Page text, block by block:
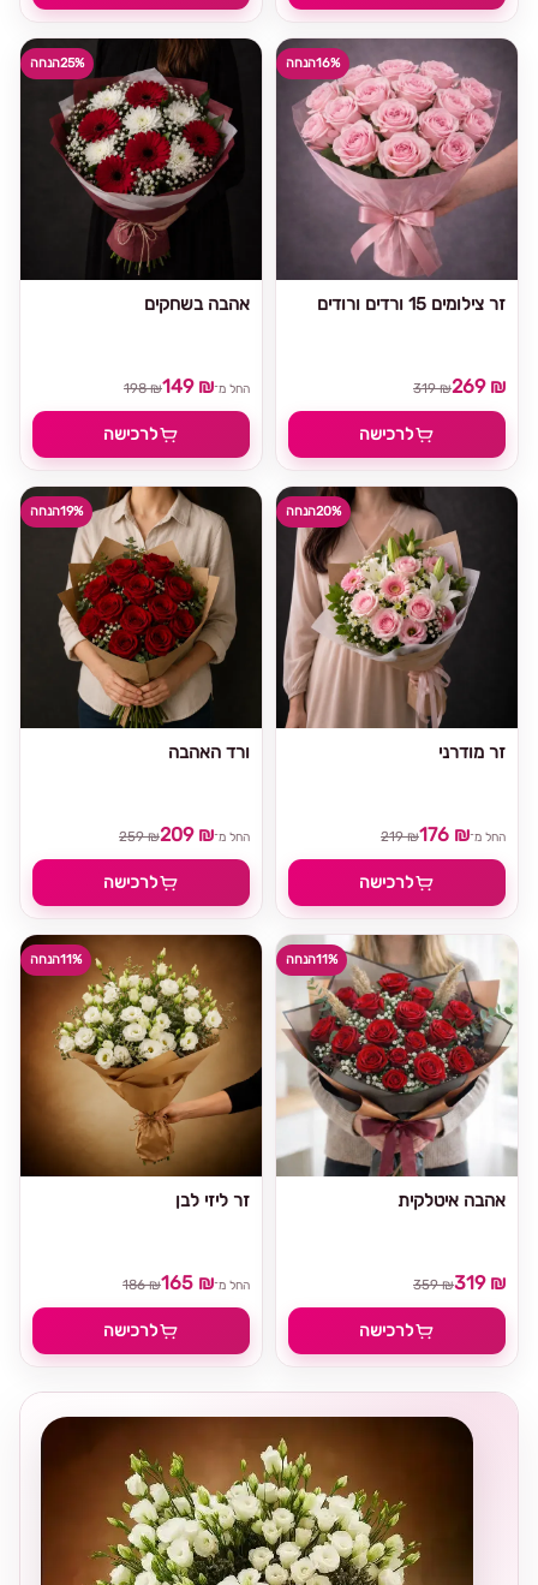
25%הנחה
אהבה בשחקים
החל מ־149 ₪
198 ₪
לרכישה
16%הנחה
זר צילומים 15 ורדים ורודים
269 ₪
319 ₪
לרכישה
19%הנחה
ורד האהבה
החל מ־209 ₪
259 ₪
לרכישה
20%הנחה
זר מודרני
החל מ־176 ₪
219 ₪
לרכישה
11%הנחה
זר ליזי לבן
החל מ־165 ₪
186 ₪
לרכישה
11%הנחה
אהבה איטלקית
319 ₪
359 ₪
לרכישה